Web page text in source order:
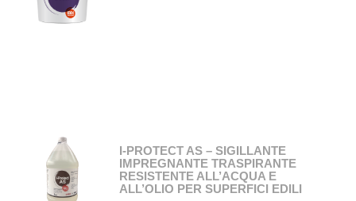
I-PROTECT AS – SIGILLANTE
IMPREGNANTE TRASPIRANTE
RESISTENTE ALL’ACQUA E
ALL’OLIO PER SUPERFICI EDILI